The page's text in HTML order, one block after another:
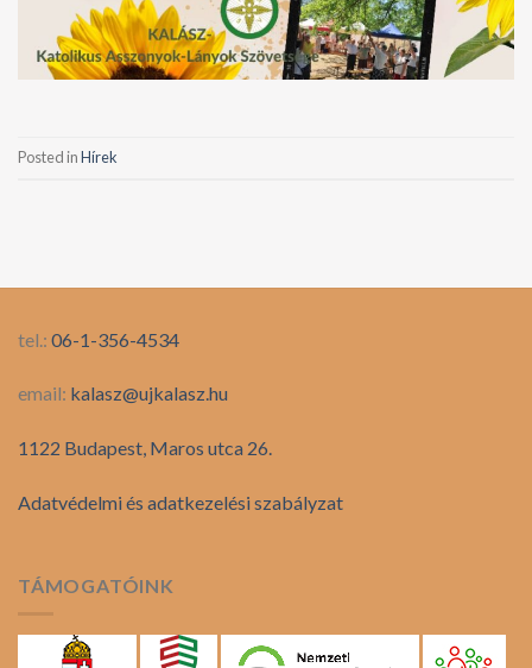
Posted inHírek
tel.: 06-1-356-4534
email: kalasz@ujkalasz.hu
1122 Budapest, Maros utca 26.
Adatvédelmi és adatkezelési szabályzat
TÁMOGATÓINK